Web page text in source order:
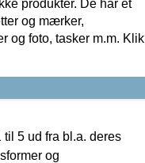
produkter. De har et
og mærker,
og foto, tasker m.m. Klik
5 ud fra bl.a. deres
og